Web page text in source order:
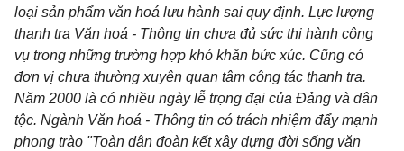
loại sản phẩm văn hoá lưu hành sai quy định. Lực lượng
thanh tra Văn hoá - Thông tin chưa đủ sức thi hành công
vụ trong những trường hợp khó khăn bức xúc. Cũng có
đơn vị chưa thường xuyên quan tâm công tác thanh tra.
Năm 2000 là có nhiều ngày lễ trọng đại của Đảng và dân
tộc. Ngành Văn hoá - Thông tin có trách nhiệm đẩy mạnh
phong trào "Toàn dân đoàn kết xây dựng đời sống văn